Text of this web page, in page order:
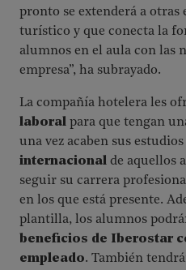
pronto se extenderá a otras
turístico y que conecta la
alumnos en el aula con las
empresa”, ha subrayado.
La compañía hotelera les
laboral para que tengan
una vez acaben sus
internacional de aquellos
seguir su carrera
en los que está presente.
plantilla, los alumnos
beneficios de Iberostar
empleado. También